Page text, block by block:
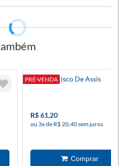
PRÉ-VENDA
São Francisco De Assis
R$ 61,20
ou 3x de R$ 20,40 sem juros